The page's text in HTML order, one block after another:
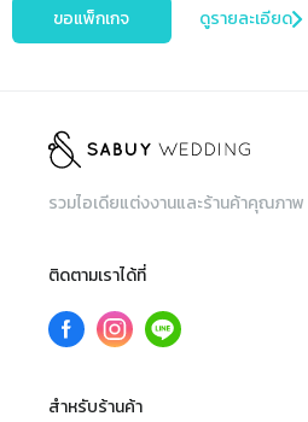
ขอแพ็กเกจ ดูรายละเอียด
รวมไอเดียแต่งงานและร้านค้าคุณภาพ
ติดตามเราได้ที่
สำหรับร้านค้า